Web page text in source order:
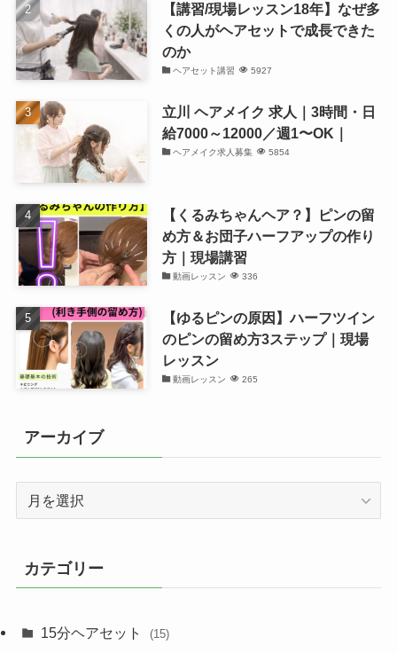
【講習/現場レッスン18年】なぜ多
くの人がヘアセットで成長できた
のか
ヘアセット講習 5927
立川 ヘアメイク 求人｜3時間・日
給7000～12000／週1〜OK｜
ヘアメイク求人募集 5854
【くるみちゃんヘア？】ピンの留
め方＆お団子ハーフアップの作り
方｜現場講習
動画レッスン 336
【ゆるピンの原因】ハーフツイン
のピンの留め方3ステップ｜現場
レッスン
動画レッスン 265
アーカイブ
ブ
カテゴリー
15分ヘアセット (15)